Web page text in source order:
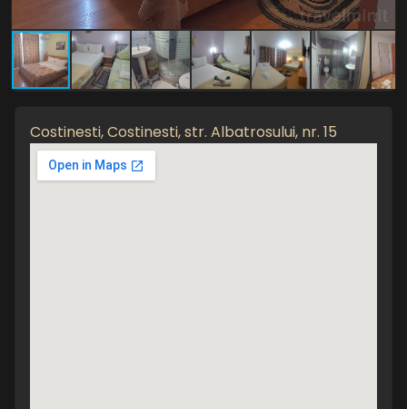
Costinesti, Costinesti, str. Albatrosului, nr. 15